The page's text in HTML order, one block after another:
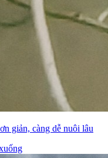
giản, càng dễ nuôi lâu